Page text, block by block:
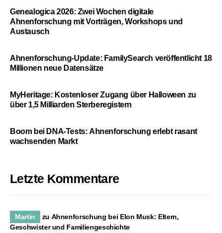
Genealogica 2026: Zwei Wochen digitale
Ahnenforschung mit Vorträgen, Workshops und
Austausch
Ahnenforschung-Update: FamilySearch veröffentlicht 18
Millionen neue Datensätze
MyHeritage: Kostenloser Zugang über Halloween zu
über 1,5 Milliarden Sterberegistern
Boom bei DNA-Tests: Ahnenforschung erlebt rasant
wachsenden Markt
Letzte Kommentare
Martin zu Ahnenforschung bei Elon Musk: Eltern,
Geschwister und Familiengeschichte